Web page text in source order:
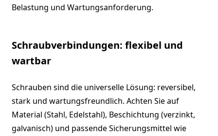
Belastung und Wartungsanforderung.
Schraubverbindungen: flexibel und
wartbar
Schrauben sind die universelle Lösung: reversibel,
stark und wartungsfreundlich. Achten Sie auf
Material (Stahl, Edelstahl), Beschichtung (verzinkt,
galvanisch) und passende Sicherungsmittel wie